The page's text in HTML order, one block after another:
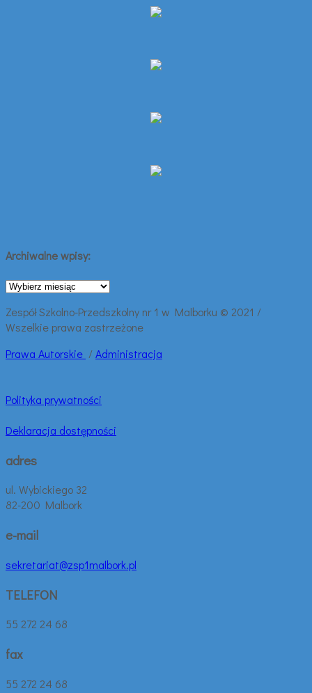
Archiwalne wpisy:
Archiwalne
Zespół Szkolno-Przedszkolny nr 1 w Malborku © 2021 /
Wszelkie prawa zastrzeżone
Prawa Autorskie /Administracja
Polityka prywatności
Deklaracja dostępności
adres
ul. Wybickiego 32
82-200 Malbork
e-mail
sekretariat@zsp1malbork.pl
TELEFON
55 272 24 68
fax
55 272 24 68